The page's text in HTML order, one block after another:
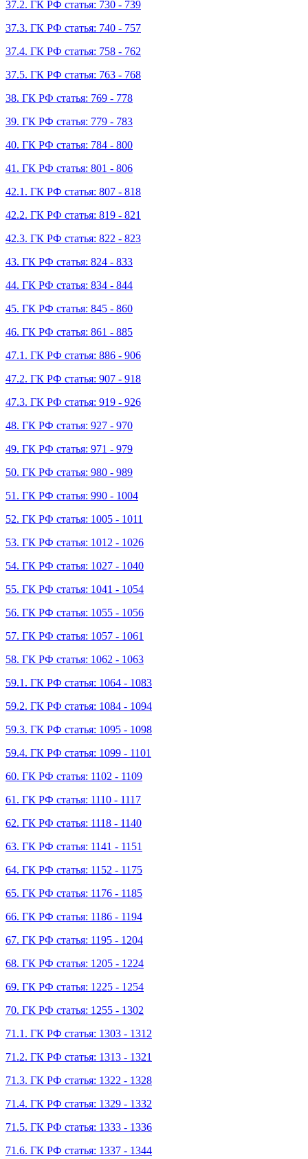
37.2. ГК РФ статья: 730 - 739
37.3. ГК РФ статья: 740 - 757
37.4. ГК РФ статья: 758 - 762
37.5. ГК РФ статья: 763 - 768
38. ГК РФ статья: 769 - 778
39. ГК РФ статья: 779 - 783
40. ГК РФ статья: 784 - 800
41. ГК РФ статья: 801 - 806
42.1. ГК РФ статья: 807 - 818
42.2. ГК РФ статья: 819 - 821
42.3. ГК РФ статья: 822 - 823
43. ГК РФ статья: 824 - 833
44. ГК РФ статья: 834 - 844
45. ГК РФ статья: 845 - 860
46. ГК РФ статья: 861 - 885
47.1. ГК РФ статья: 886 - 906
47.2. ГК РФ статья: 907 - 918
47.3. ГК РФ статья: 919 - 926
48. ГК РФ статья: 927 - 970
49. ГК РФ статья: 971 - 979
50. ГК РФ статья: 980 - 989
51. ГК РФ статья: 990 - 1004
52. ГК РФ статья: 1005 - 1011
53. ГК РФ статья: 1012 - 1026
54. ГК РФ статья: 1027 - 1040
55. ГК РФ статья: 1041 - 1054
56. ГК РФ статья: 1055 - 1056
57. ГК РФ статья: 1057 - 1061
58. ГК РФ статья: 1062 - 1063
59.1. ГК РФ статья: 1064 - 1083
59.2. ГК РФ статья: 1084 - 1094
59.3. ГК РФ статья: 1095 - 1098
59.4. ГК РФ статья: 1099 - 1101
60. ГК РФ статья: 1102 - 1109
61. ГК РФ статья: 1110 - 1117
62. ГК РФ статья: 1118 - 1140
63. ГК РФ статья: 1141 - 1151
64. ГК РФ статья: 1152 - 1175
65. ГК РФ статья: 1176 - 1185
66. ГК РФ статья: 1186 - 1194
67. ГК РФ статья: 1195 - 1204
68. ГК РФ статья: 1205 - 1224
69. ГК РФ статья: 1225 - 1254
70. ГК РФ статья: 1255 - 1302
71.1. ГК РФ статья: 1303 - 1312
71.2. ГК РФ статья: 1313 - 1321
71.3. ГК РФ статья: 1322 - 1328
71.4. ГК РФ статья: 1329 - 1332
71.5. ГК РФ статья: 1333 - 1336
71.6. ГК РФ статья: 1337 - 1344